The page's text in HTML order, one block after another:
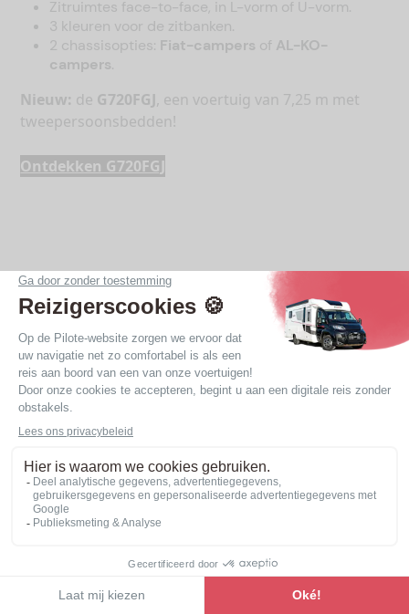
Het assortiment bekijken
Zitruimtes face-to-face, in L-vorm of U-vorm.
3 kleuren voor de zitbanken.
2 chassisopties: Fiat-campers of AL-KO-
campers.
Nieuw: de G720FGJ, een voertuig van 7,25 m met
tweepersoonsbedden!
Ontdekken G720FGJ
Ergonomie en volume
Onze nieuweintegraalcampersstaan bekend om
de kwaliteit van hun indelingen en de ergonomie van
de vloer. De doorgang in onze integraals wordt
vergemakkelijkt door het ontbreken van opstapjes in
de leefruimtes. Met 2 meter hoogte in de
woonruimte geniet u van een ruime, volumineuze en
comfortabele leefomgeving.
elkaar passeren in de hele woonruimte.
Evenwichtige volumes: geen ruimte wordt
opgeofferd, zelfs niet in compacte voertuigen.